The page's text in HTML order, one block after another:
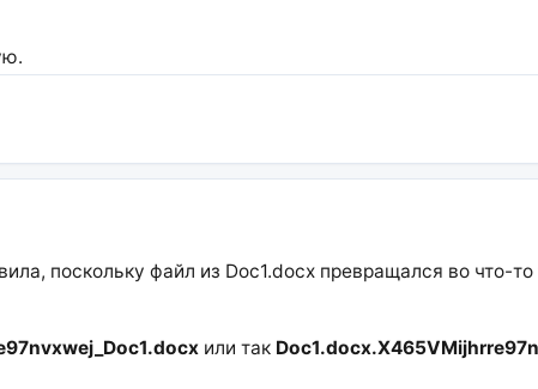
поскольку файл из Doc1.docx превращался во что-
или так